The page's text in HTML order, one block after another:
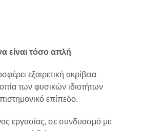
είναι τόσο απλή
εξαιρετική ακρίβεια
των φυσικών ιδιοτήτων
επίπεδο.
εργασίας, σε συνδυασμό με